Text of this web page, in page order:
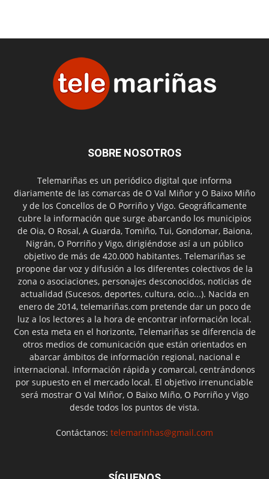
SOBRE NOSOTROS
Telemariñas es un periódico digital que informa
diariamente de las comarcas de O Val Miñor y O Baixo Miño
y de los Concellos de O Porriño y Vigo. Geográficamente
cubre la información que surge abarcando los municipios
de Oia, O Rosal, A Guarda, Tomiño, Tui, Gondomar, Baiona,
Nigrán, O Porriño y Vigo, dirigiéndose así a un público
objetivo de más de 420.000 habitantes. Telemariñas se
propone dar voz y difusión a los diferentes colectivos de la
zona o asociaciones, personajes desconocidos, noticias de
actualidad (Sucesos, deportes, cultura, ocio...). Nacida en
enero de 2014, telemariñas.com pretende dar un poco de
luz a los lectores a la hora de encontrar información local.
Con esta meta en el horizonte, Telemariñas se diferencia de
otros medios de comunicación que están orientados en
abarcar ámbitos de información regional, nacional e
internacional. Información rápida y comarcal, centrándonos
por supuesto en el mercado local. El objetivo irrenunciable
será mostrar O Val Miñor, O Baixo Miño, O Porriño y Vigo
desde todos los puntos de vista.
Contáctanos: telemarinhas@gmail.com